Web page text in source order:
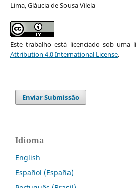
Lima, Gláucia de Sousa Vilela
Este trabalho está licenciado sob uma
Attribution 4.0 International License.
Enviar Submissão
Idioma
English
Español (España)